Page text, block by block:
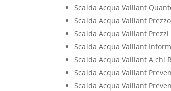
Scalda Acqua Vaillant
Scalda Acqua Vaillant
Scalda Acqua Vaillant Prezzi
Scalda Acqua Vaillant
Scalda Acqua Vaillant A chi
Scalda Acqua Vaillant
Scalda Acqua Vaillant